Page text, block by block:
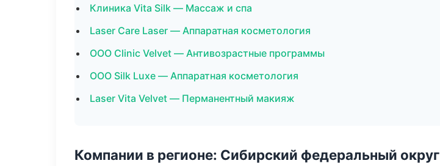
Клиника Vita Silk — Массаж и спа
Laser Care Laser — Аппаратная косметология
ООО Clinic Velvet — Антивозрастные программы
ООО Silk Luxe — Аппаратная косметология
Laser Vita Velvet — Перманентный макияж
Компании в регионе: Сибирский федеральный округ